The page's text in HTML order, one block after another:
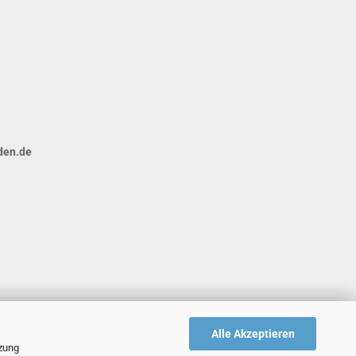
Alle Akzeptieren